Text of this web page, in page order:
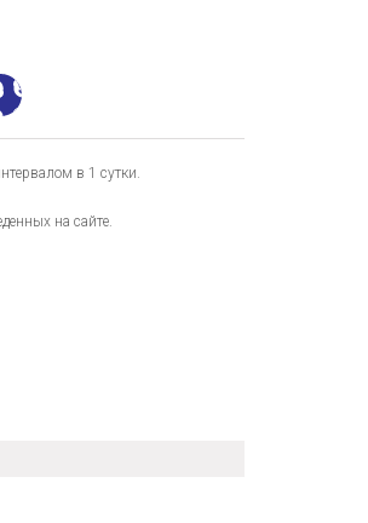
в 1 сутки.
на сайте.